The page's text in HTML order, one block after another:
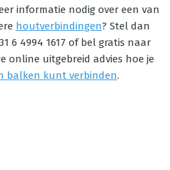
informatie nodig over een van
houtverbindingen? Stel dan
6 4994 1617 of bel gratis naar
online uitgebreid advies hoe je
balken kunt verbinden.